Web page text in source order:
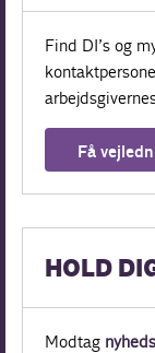
Find DI’s og
Få
HOLD
Modtag